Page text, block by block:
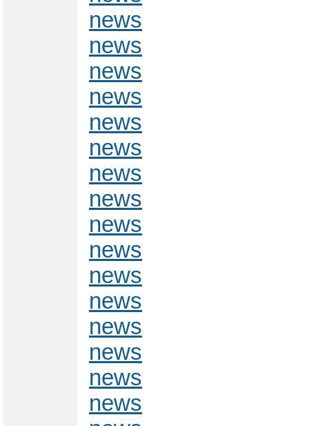
news
news
news
news
news
news
news
news
news
news
news
news
news
news
news
news